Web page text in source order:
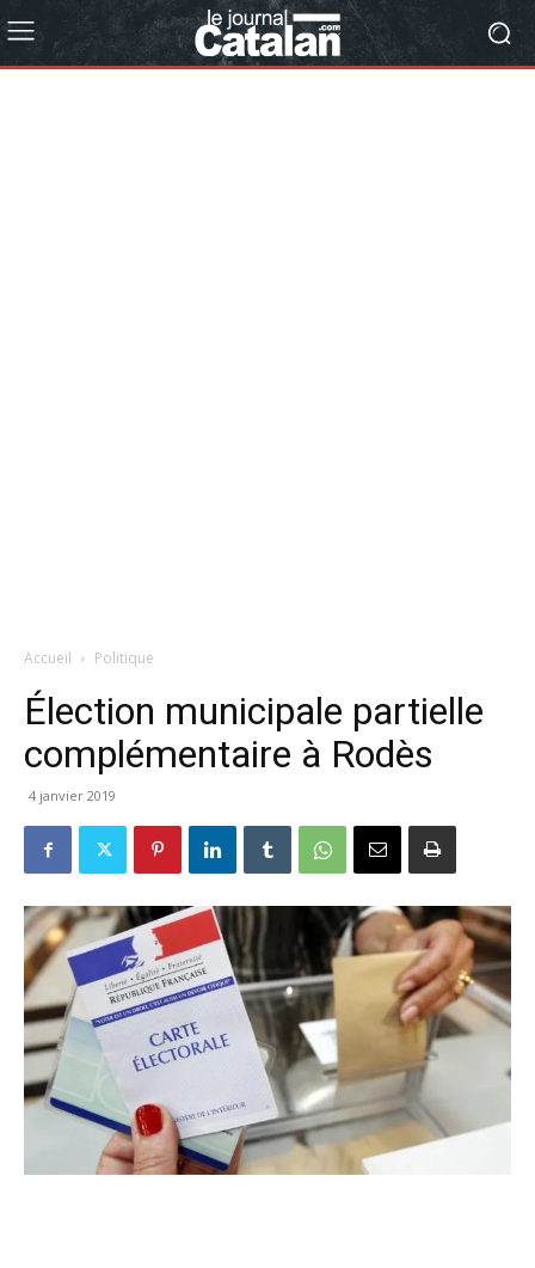
Accueil Politique
Élection municipale partielle
complémentaire à Rodès
4 janvier 2019